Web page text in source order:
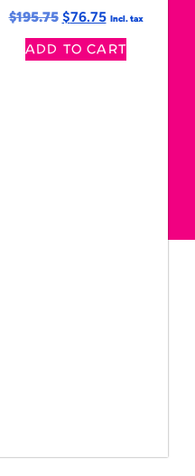
$195.75 $76.75 Incl. tax
ADD TO CART